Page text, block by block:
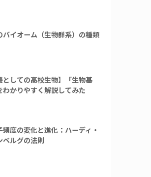
バイオーム（生物群系）の種類
としての高校生物】「生物基
わかりやすく解説してみた
頻度の変化と進化：ハーディ・
ベルグの法則